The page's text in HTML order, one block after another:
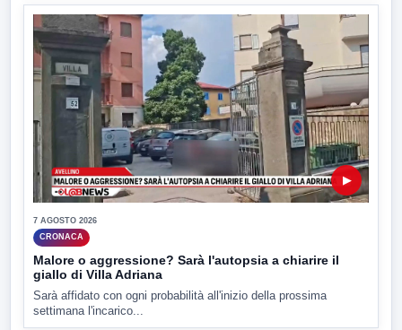
▶
7 AGOSTO 2026
CRONACA
Malore o aggressione? Sarà l'autopsia a chiarire il
giallo di Villa Adriana
Sarà affidato con ogni probabilità all'inizio della prossima
settimana l'incarico...